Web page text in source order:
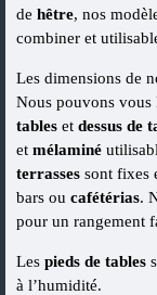
de hêtre, nos
combiner et
Les dimensions de
Nous pouvons vous
tables et dessus de
et mélaminé
terrasses sont fixes
bars ou cafétérias.
pour un rangement
Les pieds de tables
à l’humidité.